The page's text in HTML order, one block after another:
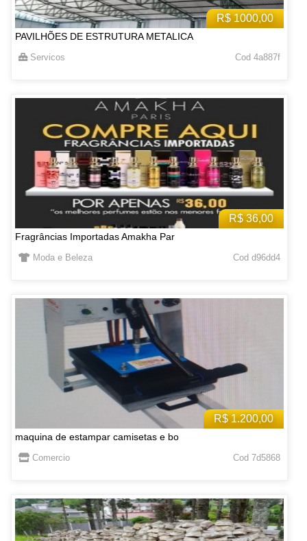
R$ 1000,00
PAVILHÕES DE ESTRUTURA METALICA
Servicos Cod 4a887f
R$ 36,00
Fragrâncias Importadas Amakha Par
Moda e Beleza Cod d96dd4
R$ 1.200,00
maquina de estampar camisetas e bo
Comercio Cod 7d5868